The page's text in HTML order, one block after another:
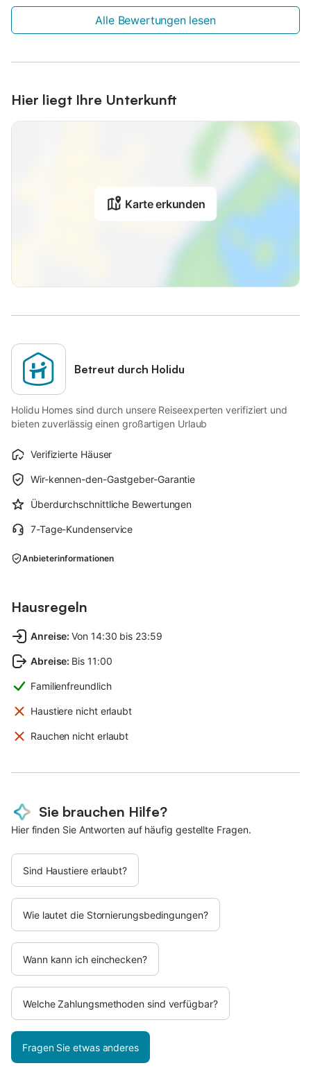
Alle Bewertungen lesen
Hier liegt Ihre Unterkunft
Karte erkunden
Betreut durch Holidu
Holidu Homes sind durch unsere Reiseexperten verifiziert und
bieten zuverlässig einen großartigen Urlaub
Verifizierte Häuser
Wir-kennen-den-Gastgeber-Garantie
Überdurchschnittliche Bewertungen
7-Tage-Kundenservice
Anbieterinformationen
Hausregeln
Anreise: Von 14:30 bis 23:59
Abreise: Bis 11:00
Familienfreundlich
Haustiere nicht erlaubt
Rauchen nicht erlaubt
Sie brauchen Hilfe?
Hier finden Sie Antworten auf häufig gestellte Fragen.
Sind Haustiere erlaubt?
Wie lautet die Stornierungsbedingungen?
Wann kann ich einchecken?
Welche Zahlungsmethoden sind verfügbar?
Fragen Sie etwas anderes